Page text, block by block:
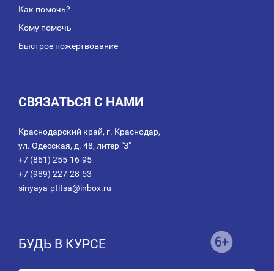
Как помочь?
Кому помочь
Быстрое пожертвование
СВЯЗАТЬСЯ С НАМИ
Краснодарский край, г. Краснодар,
ул. Одесская, д. 48, литер "З"
+7 (861) 255-16-95
+7 (989) 227-28-53
sinyaya-ptitsa@inbox.ru
БУДЬ В КУРСЕ